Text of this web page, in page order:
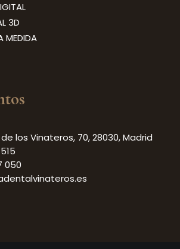
3D
MEDIDA
los Vinateros, 70, 28030, Madrid
050